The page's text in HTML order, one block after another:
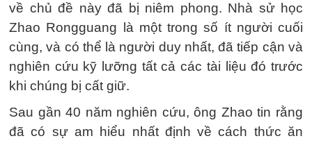
về chủ đề này đã bị niêm phong. Nhà sử học
Zhao Rongguang là một trong số ít người cuối
cùng, và có thể là người duy nhất, đã tiếp cận và
nghiên cứu kỹ lưỡng tất cả các tài liệu đó trước
khi chúng bị cất giữ.
Sau gần 40 năm nghiên cứu, ông Zhao tin rằng
đã có sự am hiểu nhất định về cách thức ăn